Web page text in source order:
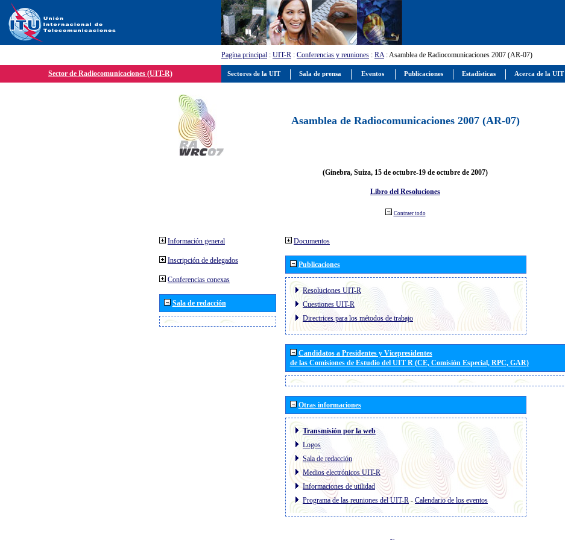
Pagína principal : UIT-R : Conferencias y reuniones : RA: Asamblea de Radiocomunicaciones 2007 (AR-07)
Sector de Radiocomunicaciones (UIT-R)
Asamblea de Radiocomunicaciones 2007 (AR-07)
(Ginebra, Suiza, 15 de octubre-19 de octubre de 2007)
Libro del Resoluciones
Contraer todo
Información general
Inscripción de delegados
Conferencias conexas
Sala de redacción
Documentos
Publicaciones
Resoluciones UIT-R
Cuestiones UIT-R
Directrices para los métodos de trabajo
Candidatos a Presidentes y Vicepresidentes
de las Comisiones de Estudio del UIT R (CE, Comisión Especial, RPC, GAR)
Otras informaciones
Transmisión por la web
Logos
Sala de redacción
Medios electrónicos UIT-R
Informaciones de utilidad
Programa de las reuniones del UIT-R- Calendario de los eventos
Sectores de la UIT Sala de prensa Eventos Publicaciones Estadísticas Acerca de la UIT